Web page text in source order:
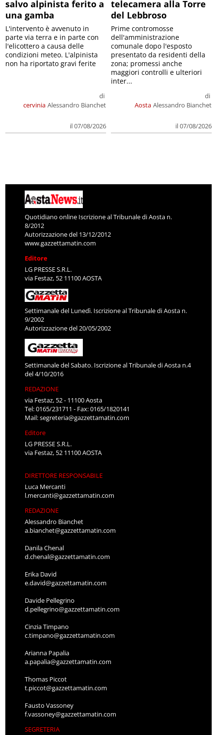
salvo alpinista ferito a
una gamba
cervinia
di
Alessandro Bianchet
il 07/08/2026
L'intervento è avvenuto in
parte via terra e in parte con
l'elicottero a causa delle
condizioni meteo. L'alpinista
non ha riportato gravi ferite
telecamera alla Torre
del Lebbroso
Aosta
di
Alessandro Bianchet
il 07/08/2026
Prime contromosse
dell'amministrazione
comunale dopo l'esposto
presentato da residenti della
zona; promessi anche
maggiori controlli e ulteriori
inter...
Quotidiano online Iscrizione al Tribunale di Aosta n.
8/2012
Autorizzazione del 13/12/2012
www.gazzettamatin.com
Editore
LG PRESSE S.R.L.
via Festaz, 52 11100 AOSTA
Settimanale del Lunedì. Iscrizione al Tribunale di Aosta n.
9/2002
Autorizzazione del 20/05/2002
Settimanale del Sabato. Iscrizione al Tribunale di Aosta n.4
del 4/10/2016
REDAZIONE
via Festaz, 52 - 11100 Aosta
Tel: 0165/231711 - Fax: 0165/1820141
Mail:segreteria@gazzettamatin.com
Editore
LG PRESSE S.R.L.
via Festaz, 52 11100 AOSTA
DIRETTORE RESPONSABILE
Luca Mercanti
l.mercanti@gazzettamatin.com
REDAZIONE
Alessandro Bianchet
a.bianchet@gazzettamatin.com
Danila Chenal
d.chenal@gazzettamatin.com
Erika David
e.david@gazzettamatin.com
Davide Pellegrino
d.pellegrino@gazzettamatin.com
Cinzia Timpano
c.timpano@gazzettamatin.com
Arianna Papalia
a.papalia@gazzettamatin.com
Thomas Piccot
t.piccot@gazzettamatin.com
Fausto Vassoney
f.vassoney@gazzettamatin.com
SEGRETERIA